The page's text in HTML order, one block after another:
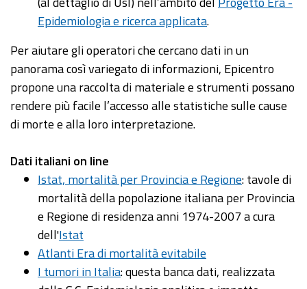
Epidemiologia e ricerca applicata.
Per aiutare gli operatori che cercano dati in un
panorama così variegato di informazioni, Epicentro
propone una raccolta di materiale e strumenti possano
rendere più facile l’accesso alle statistiche sulle cause
di morte e alla loro interpretazione.
Dati italiani on line
Istat, mortalità per Provincia e Regione: tavole di
mortalità della popolazione italiana per Provincia
e Regione di residenza anni 1974-2007 a cura
dell'Istat
Atlanti Era di mortalità evitabile
I tumori in Italia: questa banca dati, realizzata